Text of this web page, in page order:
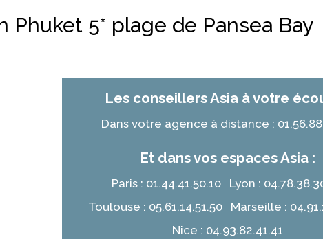
Phuket 5* plage de Pansea Bay
Les conseillers Asia à votre
Dans votre agence à distance :
Et dans vos espaces Asia :
Paris : 01.44.41.50.10 Lyon :
Toulouse : 05.61.14.51.50 Marseille :
Nice : 04.93.82.41.41